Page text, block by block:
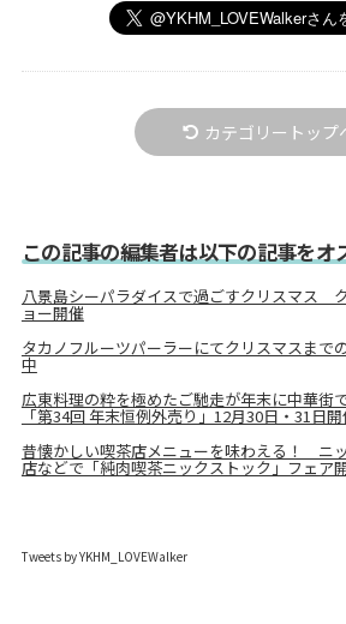
カテゴリートップ
この記事の編集者は以下の記事をオ
八景島シーパラダイスで過ごすクリスマス
ョー開催
タカノフルーツパーラーにてクリスマスまで
中
広東料理の粋を極めたご馳走が年末に中華
「第34回 年末恒例外売り」12月30日・31日
昔懐かしい喫茶店メニューを味わえる！ ニ
店などで「純肉喫茶ニックストック」フェア
Tweets by YKHM_LOVEWalker